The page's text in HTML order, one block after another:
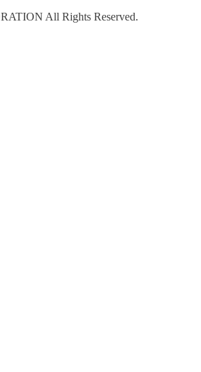
All Rights Reserved.